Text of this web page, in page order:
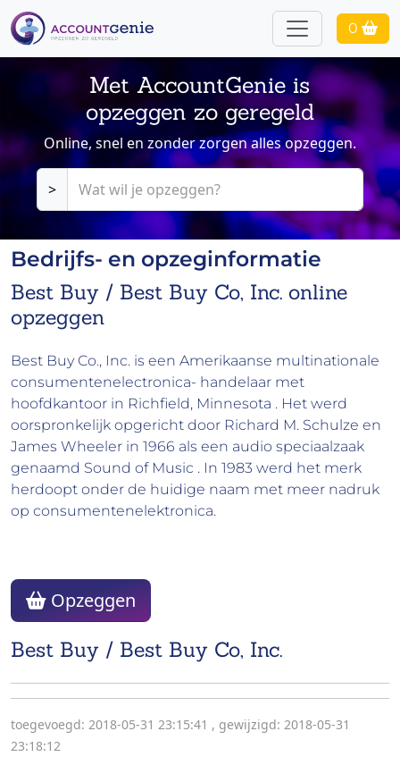
0
Met AccountGenie is
opzeggen zo geregeld
Online, snel en zonder zorgen alles opzeggen.
>
Bedrijfs- en opzeginformatie
Best Buy / Best Buy Co, Inc. online
opzeggen
Best Buy Co., Inc. is een Amerikaanse multinationale
consumentenelectronica- handelaar met
hoofdkantoor in Richfield, Minnesota . Het werd
oorspronkelijk opgericht door Richard M. Schulze en
James Wheeler in 1966 als een audio speciaalzaak
genaamd Sound of Music . In 1983 werd het merk
herdoopt onder de huidige naam met meer nadruk
op consumentenelektronica.
Best Buy / Best Buy Co, Inc.
Opzeggen
toegevoegd: 2018-05-31 23:15:41 , gewijzigd: 2018-05-31
23:18:12